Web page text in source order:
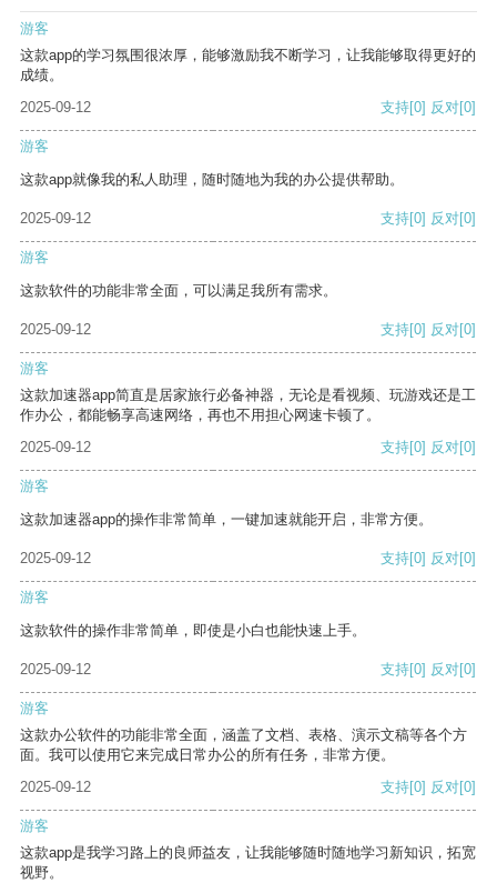
游客
这款app的学习氛围很浓厚，能够激励我不断学习，让我能够取得更好的
成绩。
2025-09-12
支持[0] 反对[0]
游客
这款app就像我的私人助理，随时随地为我的办公提供帮助。
2025-09-12 支持[0] 反对[0]
游客
这款软件的功能非常全面，可以满足我所有需求。
2025-09-12 支持[0] 反对[0]
游客
这款加速器app简直是居家旅行必备神器，无论是看视频、玩游戏还是工
作办公，都能畅享高速网络，再也不用担心网速卡顿了。
2025-09-12
支持[0] 反对[0]
游客
这款加速器app的操作非常简单，一键加速就能开启，非常方便。
2025-09-12 支持[0] 反对[0]
游客
这款软件的操作非常简单，即使是小白也能快速上手。
2025-09-12 支持[0] 反对[0]
游客
这款办公软件的功能非常全面，涵盖了文档、表格、演示文稿等各个方
面。我可以使用它来完成日常办公的所有任务，非常方便。
2025-09-12
支持[0] 反对[0]
游客
这款app是我学习路上的良师益友，让我能够随时随地学习新知识，拓宽
视野。